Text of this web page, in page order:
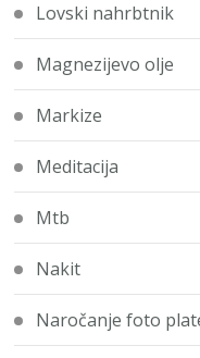
Lovski nahrbtnik
Magnezijevo olje
Markize
Meditacija
Mtb
Nakit
Naročanje foto